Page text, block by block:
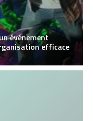
événement
efficace